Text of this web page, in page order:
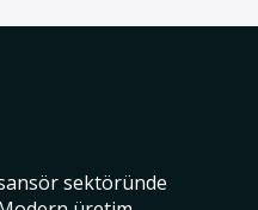
sektöründe